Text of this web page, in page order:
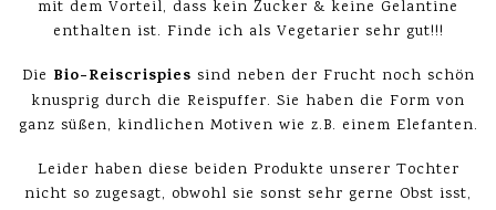
mit dem Vorteil, dass kein Zucker & keine Gelantine
enthalten ist. Finde ich als Vegetarier sehr gut!!!
Die Bio-Reiscrispies sind neben der Frucht noch schön
knusprig durch die Reispuffer. Sie haben die Form von
ganz süßen, kindlichen Motiven wie z.B. einem Elefanten.
Leider haben diese beiden Produkte unserer Tochter
nicht so zugesagt, obwohl sie sonst sehr gerne Obst isst,